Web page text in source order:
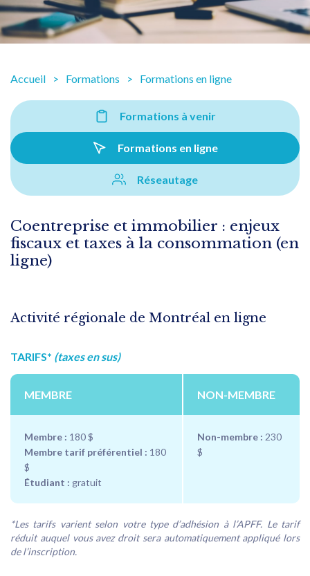
Accueil Formations Formations en ligne
Formations à venir
Formations en ligne
Réseautage
Coentreprise et immobilier : enjeux
fiscaux et taxes à la consommation (en
ligne)
Activité régionale de Montréal en ligne
TARIFS* (taxes en sus)
MEMBRE
Membre : 180 $
Membre tarif préférentiel : 180
$
Étudiant : gratuit
NON-MEMBRE
Non-membre : 230
$
*Les tarifs varient selon votre type d’adhésion à l’APFF. Le tarif
réduit auquel vous avez droit sera automatiquement appliqué lors
de l’inscription.